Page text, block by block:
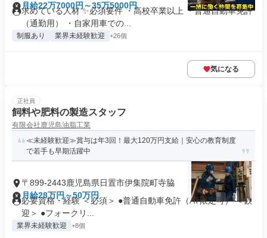
月給22万7000円～35万5000円
求めている人材 ✨必須要件 ・高校卒業以上 ・普通自動車免許
（通勤用） ・自家用車での...
制服あり 業界未経験歓迎 +26個
気になる
正社員
飼料や肥料の製造スタッフ
有限会社鹿児島油脂工業
≪未経験歓迎≫賞与は年3回！最大120万円支給｜安心の教育制度
で若手も早期活躍中
〒899-2443鹿児島県日置市伊集院町寺脇
月給28万円～50万円
必要資格・経験 ＜必須＞ ●普通自動車免許（AT限定可） ＜歓
迎＞ ●フォークリ...
業界未経験歓迎 +8個